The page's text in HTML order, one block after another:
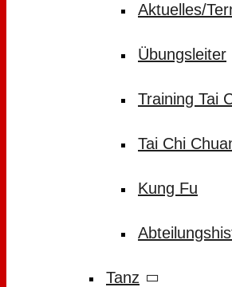
Aktuelles/
Übungsleiter
Training Tai
Tai Chi
Kung Fu
Tanz